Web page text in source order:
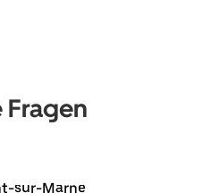
sur-Marne